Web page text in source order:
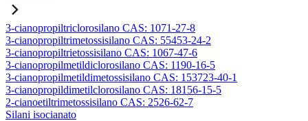
3-cianopropiltriclorosilano CAS: 1071-27-8
3-cianopropiltrimetossisilano CAS: 55453-24-2
3-cianopropiltrietossisilano CAS: 1067-47-6
3-cianopropilmetildiclorosilano CAS: 1190-16-5
3-cianopropilmetildimetossisilano CAS: 153723-40-1
3-cianopropildimetilclorosilano CAS: 18156-15-5
2-cianoetiltrimetossisilano CAS: 2526-62-7
Silani isocianato